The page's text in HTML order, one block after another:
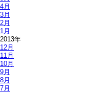
4月
3月
2月
1月
2013年
12月
11月
10月
9月
8月
7月